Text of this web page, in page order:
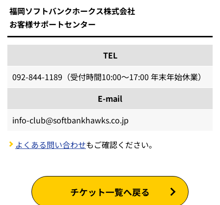
福岡ソフトバンクホークス株式会社
お客様サポートセンター
TEL
092-844-1189（受付時間10:00～17:00 年末年始休業）
E-mail
info-club@softbankhawks.co.jp
よくある問い合わせもご確認ください。
チケット一覧へ戻る